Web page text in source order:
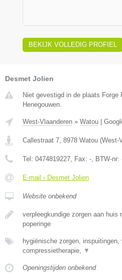
BEKIJK VOLLEDIG PROFIEL
Desmet Jolien
Niet gevestigd in de plaats Forge
Henegouwen.
West-Vlaanderen » Watou
Callestraat 7, 8978 Watou (West-
Tel: 0474819227, Fax: -, BTW-nr:
E-mail › Desmet Jolien
Website onbekend
verpleegkundige zorgen aan huis
poperinge
hygiënische zorgen, inspuitingen,
compressietherapie, ▼
Openingstijden onbekend